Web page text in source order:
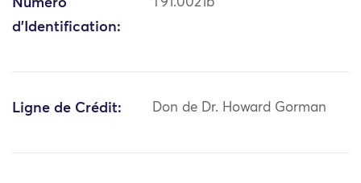
Numéro
d'Identification:
T91.0021b
Ligne de Crédit: Don de Dr. Howard Gorman